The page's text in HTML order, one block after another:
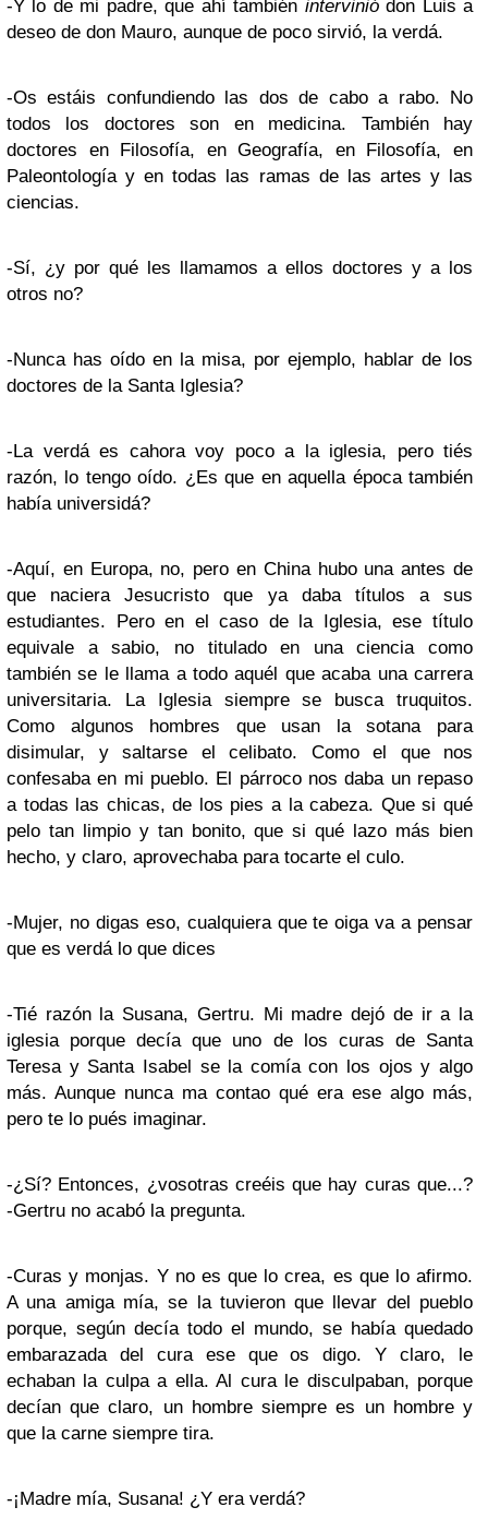
-Y lo de mi padre, que ahí también interviniódon Luis a
deseo de don Mauro, aunque de poco sirvió, la verdá.
-Os estáis confundiendo las dos de cabo a rabo. No
todos los doctores son en medicina. También hay
doctores en Filosofía, en Geografía, en Filosofía, en
Paleontología y en todas las ramas de las artes y las
ciencias.
-Sí, ¿y por qué les llamamos a ellos doctores y a los
otros no?
-Nunca has oído en la misa, por ejemplo, hablar de los
doctores de la Santa Iglesia?
-La verdá es cahora voy poco a la iglesia, pero tiés
razón, lo tengo oído. ¿Es que en aquella época también
había universidá?
-Aquí, en Europa, no, pero en China hubo una antes de
que naciera Jesucristo que ya daba títulos a sus
estudiantes. Pero en el caso de la Iglesia, ese título
equivale a sabio, no titulado en una ciencia como
también se le llama a todo aquél que acaba una carrera
universitaria. La Iglesia siempre se busca truquitos.
Como algunos hombres que usan la sotana para
disimular, y saltarse el celibato. Como el que nos
confesaba en mi pueblo. El párroco nos daba un repaso
a todas las chicas, de los pies a la cabeza. Que si qué
pelo tan limpio y tan bonito, que si qué lazo más bien
hecho, y claro, aprovechaba para tocarte el culo.
-Mujer, no digas eso, cualquiera que te oiga va a pensar
que es verdá lo que dices
-Tié razón la Susana, Gertru. Mi madre dejó de ir a la
iglesia porque decía que uno de los curas de Santa
Teresa y Santa Isabel se la comía con los ojos y algo
más. Aunque nunca ma contao qué era ese algo más,
pero te lo pués imaginar.
-¿Sí? Entonces, ¿vosotras creéis que hay curas que...?
-Gertru no acabó la pregunta.
-Curas y monjas. Y no es que lo crea, es que lo afirmo.
A una amiga mía, se la tuvieron que llevar del pueblo
porque, según decía todo el mundo, se había quedado
embarazada del cura ese que os digo. Y claro, le
echaban la culpa a ella. Al cura le disculpaban, porque
decían que claro, un hombre siempre es un hombre y
que la carne siempre tira.
-¡Madre mía, Susana! ¿Y era verdá?